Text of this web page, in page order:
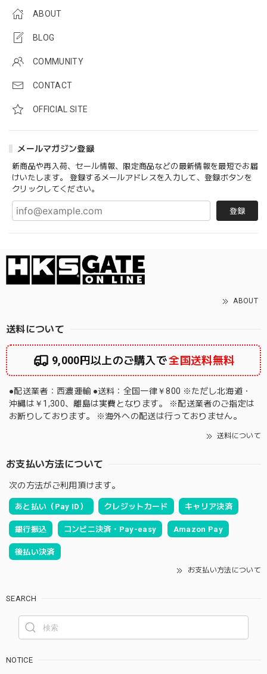
ABOUT
BLOG
COMMUNITY
CONTACT
OFFICIAL SITE
メールマガジン登録
新商品や再入荷、セール情報、限定商品などの最新情報を最短でお届
けいたします。 登録するメールアドレスを入力して、登録ボタンを
クリックしてください。
登録
ABOUT
送料について
9,000円以上のご購入で全国送料無料
●配送業者：西濃運輸 ●送料：全国一律￥800 ※ただし北海道・
沖縄は￥1,300、離島は実費となります。 ※配送業者のご指定は
お断りしております。 ※海外への配送は行っておりません。
送料について
お支払い方法について
次の方法がご利用頂けます。
あと払い（Pay ID） クレジットカード キャリア決済
銀行振込 コンビニ決済・Pay-easy Amazon Pay
後払い決済
お支払い方法について
SEARCH
NOTICE